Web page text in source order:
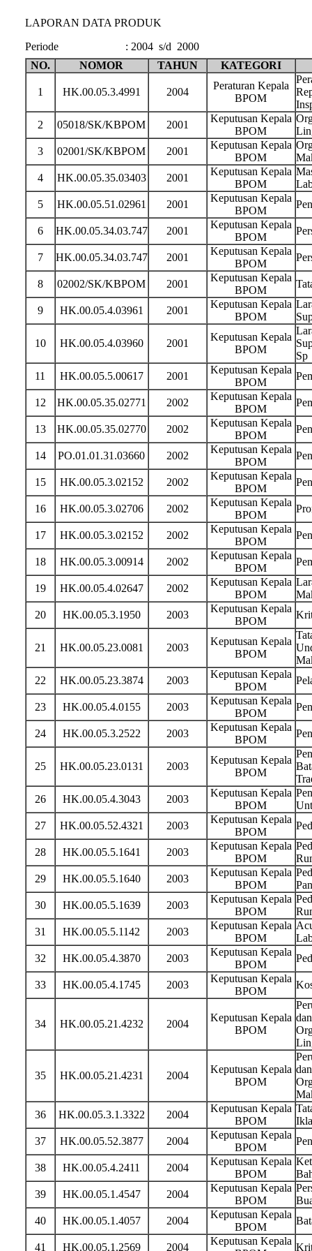
LAPORAN DATA PRODUK
Periode
: 2004 s/d 2000
NO.
NOMOR TAHUN KATEGORI
1 HK.00.05.3.4991 2004
Peraturan Kepala
BPOM
2
05018/SK/KBPOM 2001
Keputusan Kepala
BPOM
3
02001/SK/KBPOM 2001
Keputusan Kepala
BPOM
4
HK.00.05.35.03403 2001
Keputusan Kepala
BPOM
5
HK.00.05.51.02961 2001
Keputusan Kepala
BPOM
6 HK.00.05.34.03.747 2001
Keputusan Kepala
BPOM
7 HK.00.05.34.03.747 2001
Keputusan Kepala
BPOM
8 02002/SK/KBPOM 2001
Keputusan Kepala
BPOM
9 HK.00.05.4.03961 2001
Keputusan Kepala
BPOM
10 HK.00.05.4.03960 2001
Keputusan Kepala
BPOM
Sp
11
HK.00.05.5.00617 2001
Keputusan Kepala
BPOM
12 HK.00.05.35.02771 2002
Keputusan Kepala
BPOM
13 HK.00.05.35.02770 2002
Keputusan Kepala
BPOM
14 PO.01.01.31.03660 2002
Keputusan Kepala
BPOM
15 HK.00.05.3.02152 2002
Keputusan Kepala
BPOM
16 HK.00.05.3.02706 2002
Keputusan Kepala
BPOM
17 HK.00.05.3.02152 2002
Keputusan Kepala
BPOM
18 HK.00.05.3.00914 2002
Keputusan Kepala
BPOM
19 HK.00.05.4.02647 2002
Keputusan Kepala
BPOM
20
HK.00.05.3.1950 2003
Keputusan Kepala
BPOM
21 HK.00.05.23.0081 2003
Keputusan Kepala
BPOM
22
HK.00.05.23.3874 2003
Keputusan Kepala
BPOM
23 HK.00.05.4.0155 2003
Keputusan Kepala
BPOM
24 HK.00.05.3.2522 2003
Keputusan Kepala
BPOM
25 HK.00.05.23.0131 2003
Keputusan Kepala
BPOM
26
HK.00.05.4.3043 2003
Keputusan Kepala
BPOM
27
HK.00.05.52.4321 2003
Keputusan Kepala
BPOM
28 HK.00.05.5.1641 2003
Keputusan Kepala
BPOM
29
HK.00.05.5.1640 2003
Keputusan Kepala
BPOM
30
HK.00.05.5.1639 2003
Keputusan Kepala
BPOM
31
HK.00.05.5.1142 2003
Keputusan Kepala
BPOM
32
HK.00.05.4.3870 2003
Keputusan Kepala
BPOM
33 HK.00.05.4.1745 2003
Keputusan Kepala
BPOM
34 HK.00.05.21.4232 2004
Keputusan Kepala
BPOM
35 HK.00.05.21.4231 2004
Keputusan Kepala
BPOM
36
HK.00.05.3.1.3322 2004
Keputusan Kepala
BPOM
37
HK.00.05.52.3877 2004
Keputusan Kepala
BPOM
38 HK.00.05.4.2411 2004
Keputusan Kepala
BPOM
39
HK.00.05.1.4547 2004
Keputusan Kepala
BPOM
40
HK.00.05.1.4057 2004
Keputusan Kepala
BPOM
41 HK.00.05.1.2569 2004
Keputusan Kepala